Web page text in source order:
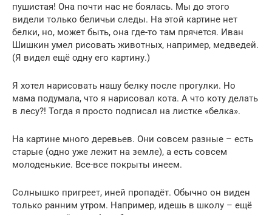
пушистая! Она почти нас не боялась. Мы до этого
видели только беличьи следы. На этой картине нет
белки, но, может быть, она где-то там прячется. Иван
Шишкин умел рисовать животных, например, медведей.
(Я видел ещё одну его картину.)
Я хотел нарисовать нашу белку после прогулки. Но
мама подумала, что я нарисовал кота. А что коту делать
в лесу?! Тогда я просто подписал на листке «белка».
На картине много деревьев. Они совсем разные – есть
старые (одно уже лежит на земле), а есть совсем
молоденькие. Все-все покрыты инеем.
Солнышко пригреет, иней пропадёт. Обычно он виден
только ранним утром. Например, идешь в школу – ещё